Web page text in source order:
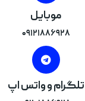
موبایل
۰۹۱۲۱۸۸۶۹۲۸
تلگرام و واتس اپ